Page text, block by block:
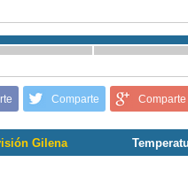
Comparte Comparte
Gilena